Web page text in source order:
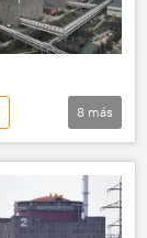
📰 Operación rusa de desmilitarización y desnazificación de Ucrania
8 más